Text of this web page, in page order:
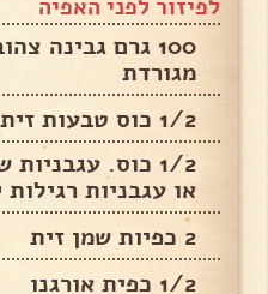
לפיזור לפני האפיה
100 גרם גבינה
מגורדת
1/2 כוס טבעות זיתים
1/2 כוס.
או עגבניות
2 כפיות שמן זית
1/2 כפית אורגנו